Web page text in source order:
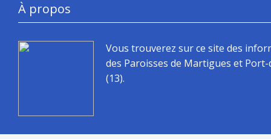
À propos
Vous trouverez sur ce site des
des Paroisses de Martigues et
(13).